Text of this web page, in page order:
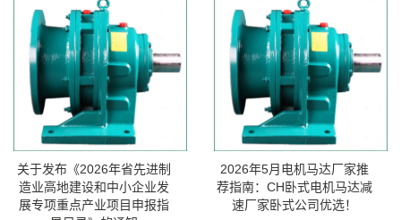
关于发布《2026年省先进制
造业高地建设和中小企业发
展专项重点产业项目申报指
2026年5月电机马达厂家推
荐指南：CH卧式电机马达减
速厂家卧式公司优选！